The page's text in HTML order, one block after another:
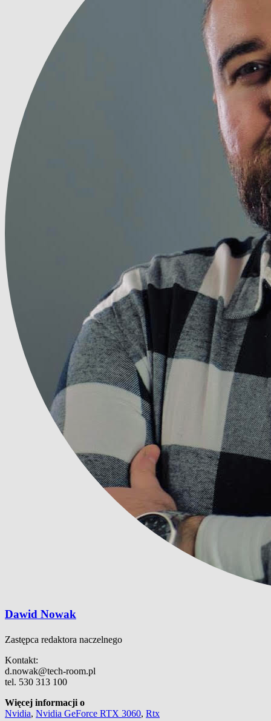
Dawid Nowak
Zastępca redaktora naczelnego
Kontakt:
d.nowak@tech-room.pl
tel. 530 313 100
Więcej informacji o
Nvidia, Nvidia GeForce RTX 3060, Rtx